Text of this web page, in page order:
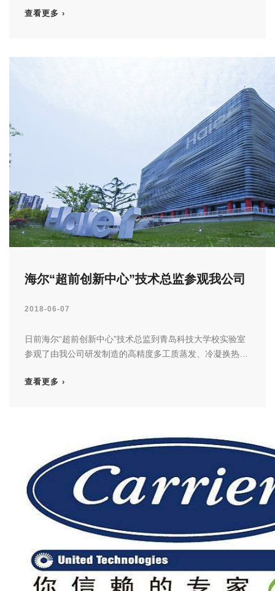
查看更多 ›
海尔“超前创新中心”技术总监参观我公司
研制的相变换热器实验台
2018-06-07
日前海尔“超前创新中心”技术总监到青岛科技大学校实验室
参观了由我公司研发制造的高精度多工质蒸发、冷凝换热器
查看更多 ›